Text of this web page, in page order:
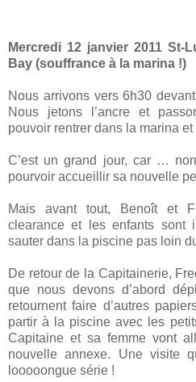
Mercredi 12 janvier 2011 St-
Bay (souffrance à la marina !)
Nous arrivons vers 6h30
Nous jetons l’ancre et
pouvoir rentrer dans la marina
C’est un grand jour, car …
pourvoir accueillir sa nouvelle
Mais avant tout, Benoît et
clearance et les enfants sont
sauter dans la piscine pas loin
De retour de la Capitainerie,
que nous devons d’abord
retournent faire d’autres
partir à la piscine avec les
Capitaine et sa femme vont
nouvelle annexe. Une visite
looooongue série !